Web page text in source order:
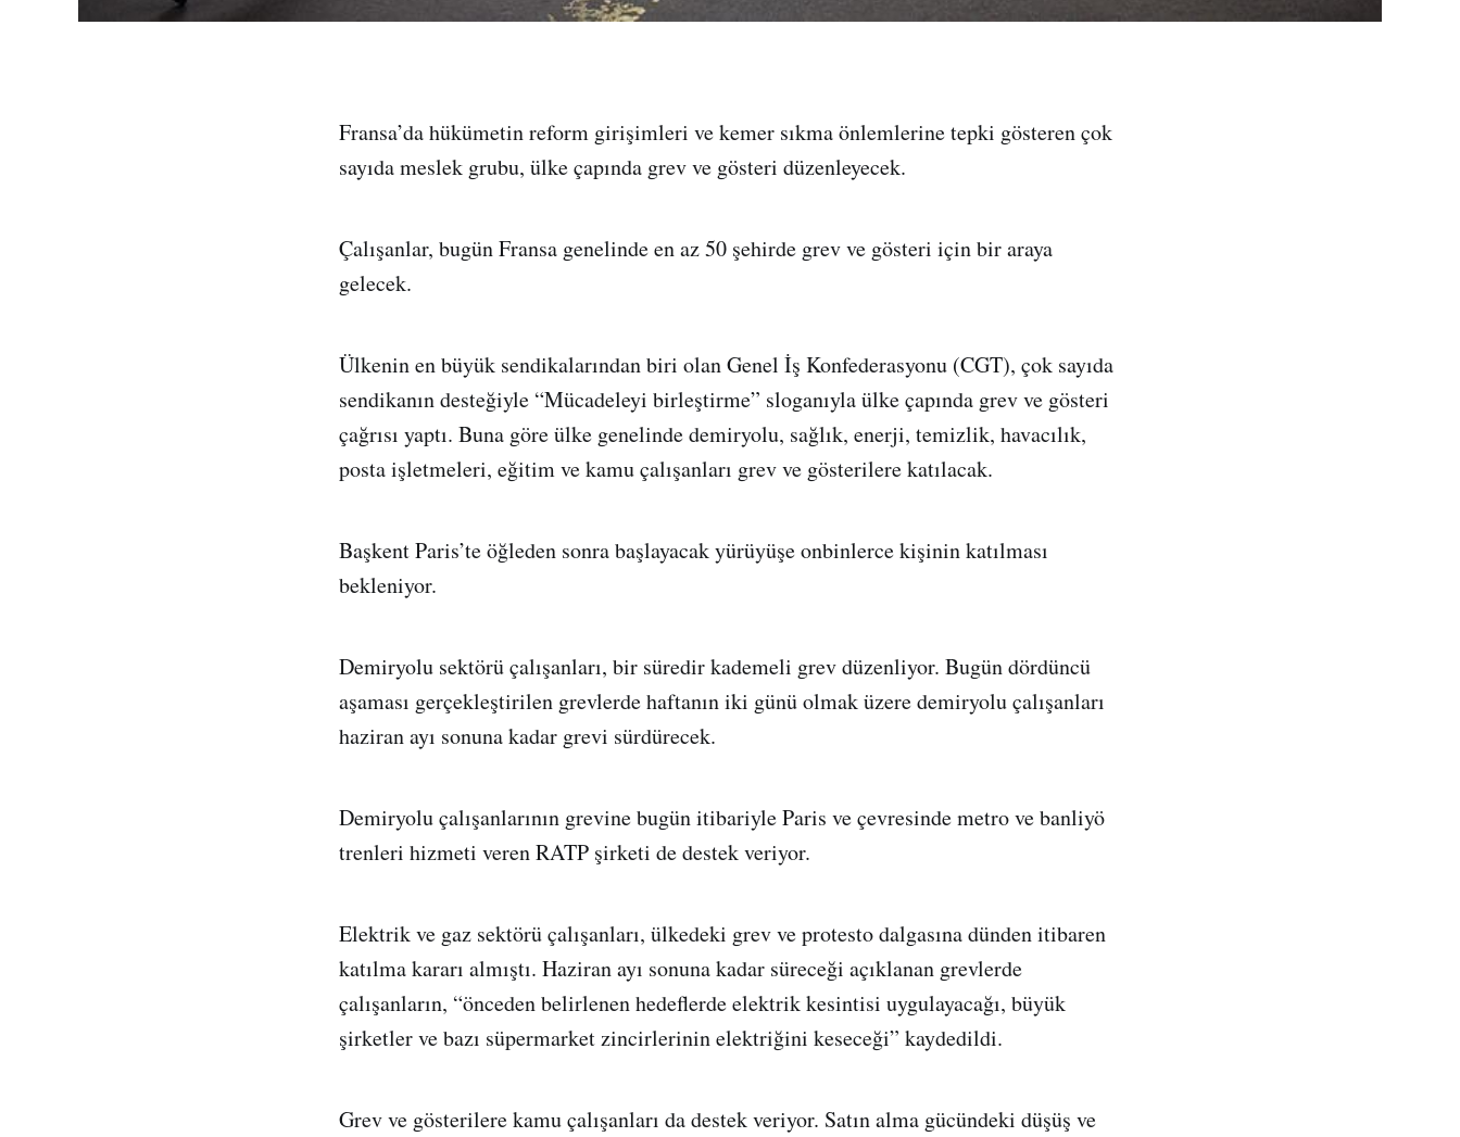
Fransa’da hükümetin reform girişimleri ve kemer sıkma önlemlerine tepki gösteren çok
sayıda meslek grubu, ülke çapında grev ve gösteri düzenleyecek.
Çalışanlar, bugün Fransa genelinde en az 50 şehirde grev ve gösteri için bir araya
gelecek.
Ülkenin en büyük sendikalarından biri olan Genel İş Konfederasyonu (CGT), çok sayıda
sendikanın desteğiyle “Mücadeleyi birleştirme” sloganıyla ülke çapında grev ve gösteri
çağrısı yaptı. Buna göre ülke genelinde demiryolu, sağlık, enerji, temizlik, havacılık,
posta işletmeleri, eğitim ve kamu çalışanları grev ve gösterilere katılacak.
Başkent Paris’te öğleden sonra başlayacak yürüyüşe onbinlerce kişinin katılması
bekleniyor.
Demiryolu sektörü çalışanları, bir süredir kademeli grev düzenliyor. Bugün dördüncü
aşaması gerçekleştirilen grevlerde haftanın iki günü olmak üzere demiryolu çalışanları
haziran ayı sonuna kadar grevi sürdürecek.
Demiryolu çalışanlarının grevine bugün itibariyle Paris ve çevresinde metro ve banliyö
trenleri hizmeti veren RATP şirketi de destek veriyor.
Elektrik ve gaz sektörü çalışanları, ülkedeki grev ve protesto dalgasına dünden itibaren
katılma kararı almıştı. Haziran ayı sonuna kadar süreceği açıklanan grevlerde
çalışanların, “önceden belirlenen hedeflerde elektrik kesintisi uygulayacağı, büyük
şirketler ve bazı süpermarket zincirlerinin elektriğini keseceği” kaydedildi.
Grev ve gösterilere kamu çalışanları da destek veriyor. Satın alma gücündeki düşüş ve